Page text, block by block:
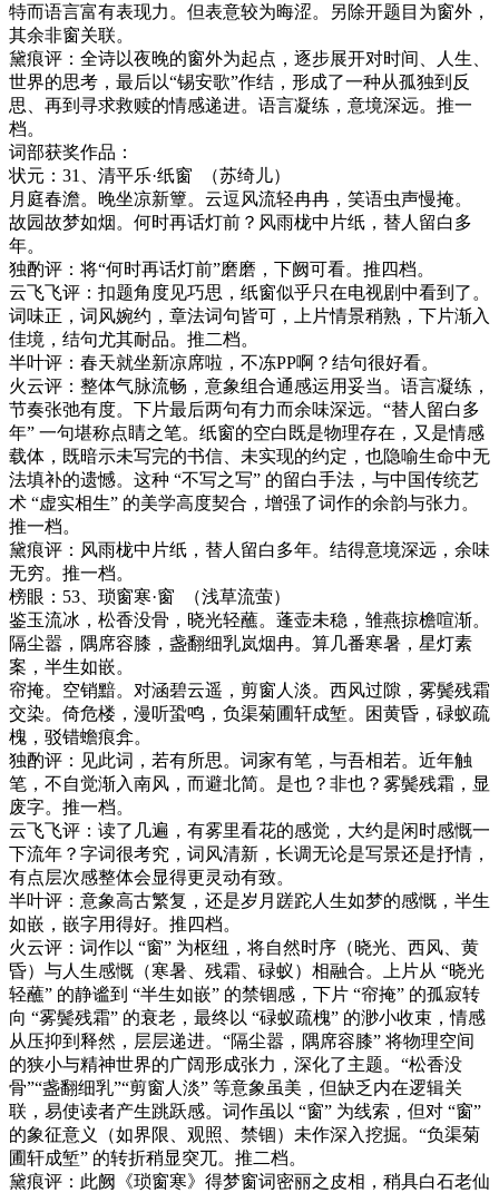
特而语言富有表现力。但表意较为晦涩。另除开题目为窗外，
其余非窗关联。
黛痕评： 全诗以夜晚的窗外为起点，逐步展开对时间、人生、
世界的思考，最后以“锡安歌”作结，形成了一种从孤独到反
思、再到寻求救赎的情感递进。语言凝练，意境深远。推一
档。
词部获奖作品：
状元： 31 、清平乐·纸窗
（苏绮儿）
月庭春澹。晚坐凉新簟。云逗风流轻冉冉，笑语虫声慢掩。
故园故梦如烟。何时再话灯前？风雨栊中片纸，替人留白多
年。
独酌评： 将“何时再话灯前”磨磨，下阙可看。 推四档。
云飞飞评：扣题角度见巧思，纸窗似乎只在电视剧中看到了。
词味正，词风婉约，章法词句皆可，上片情景稍熟，下片渐入
佳境，结句尤其耐品。推二档。
半叶评：春天就坐新凉席啦，不冻PP啊？结句很好看。
火云评： 整体气脉流畅，意象组合通感运用妥当。语言凝练，
节奏张弛有度。下片最后两句有力而余味深远。 “替人留白多
年” 一句堪称点睛之笔。纸窗的空白既是物理存在，又是情感
载体，既暗示未写完的书信、未实现的约定，也隐喻生命中无
法填补的遗憾。这种 “不写之写” 的留白手法，与中国传统艺
术 “虚实相生” 的美学高度契合，增强了词作的余韵与张力。
推一档。
黛痕评：风雨栊中片纸，替人留白多年。结得意境深远，余味
无穷。推一档。
榜眼： 53 、琐窗寒·窗
（浅草流萤）
鉴玉流冰，松香没骨，晓光轻蘸。蓬壶未稳，雏燕掠檐喧渐。
隔尘嚣，隅席容膝，盏翻细乳岚烟冉。算几番寒暑，星灯素
案，半生如嵌。
帘掩。空销黯。对涵碧云遥，剪窗人淡。西风过隙，雾鬓残霜
交染。倚危楼，漫听蛩鸣，负渠菊圃轩成堑。困黄昏，碌蚁疏
槐，驳错蟾痕弇。
独酌评：见此词，若有所思。词家有笔，与吾相若。近年触
笔，不自觉渐入南风，而避北简。是也？非也？雾鬓残霜，显
废字。推一档。
云飞飞评：读了几遍，有雾里看花的感觉，大约是闲时感慨一
下流年？字词很考究，词风清新，长调无论是写景还是抒情，
有点层次感整体会显得更灵动有致。
半叶评：意象高古繁复，还是岁月蹉跎人生如梦的感慨，半生
如嵌，嵌字用得好。推四档。
火云评： 词作以 “窗” 为枢纽，将自然时序（晓光、西风、黄
昏）与人生感慨（寒暑、残霜、碌蚁）相融合。上片从 “晓光
轻蘸” 的静谧到 “半生如嵌” 的禁锢感，下片 “帘掩” 的孤寂转
向 “雾鬓残霜” 的衰老，最终以 “碌蚁疏槐” 的渺小收束，情感
从压抑到释然，层层递进。“隔尘嚣，隅席容膝” 将物理空间
的狭小与精神世界的广阔形成张力，深化了主题。“松香没
骨”“盏翻细乳”“剪窗人淡” 等意象虽美，但缺乏内在逻辑关
联，易使读者产生跳跃感。词作虽以 “窗” 为线索，但对 “窗”
的象征意义（如界限、观照、禁锢）未作深入挖掘。“负渠菊
圃轩成堑” 的转折稍显突兀。推二档。
黛痕评： 此阙《琐窗寒》得梦窗词密丽之皮相，稍具白石老仙